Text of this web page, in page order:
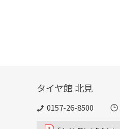
タイヤ館 北見
0157-26-8500